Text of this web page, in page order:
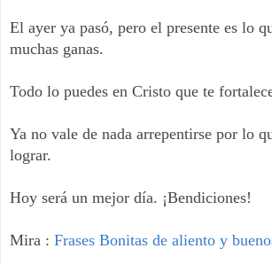
El ayer ya pasó, pero el presente es lo
muchas ganas.
Todo lo puedes en Cristo que te
Ya no vale de nada arrepentirse por lo
lograr.
Hoy será un mejor día. ¡Bendiciones!
Mira : Frases Bonitas de aliento y